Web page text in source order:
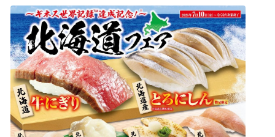
ぜひくら寿司へお越しください！✨